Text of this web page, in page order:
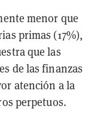
menor que
primas (17%),
que las
de las finanzas
atención a la
perpetuos.